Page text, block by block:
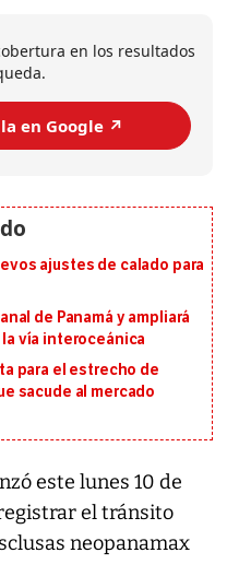
en los resultados
en Google ↗️
ajustes de calado para
de Panamá y ampliará
vía interoceánica
para el estrecho de
sacude al mercado
este lunes 10 de
el tránsito
neopanamax